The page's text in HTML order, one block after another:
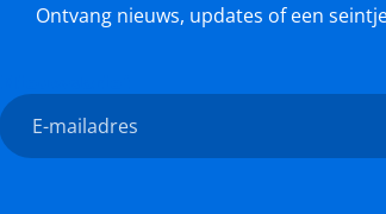
Ontvang nieuws, updates of een
E-
mailadres